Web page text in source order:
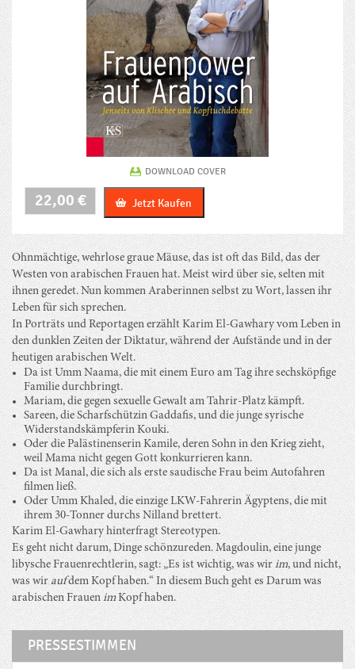
DOWNLOAD COVER
22,00 €
auf
Arabisch
Menge
Jetzt Kaufen
Ohnmächtige, wehrlose graue Mäuse, das ist oft das Bild, das der
Westen von arabischen Frauen hat. Meist wird über sie, selten mit
ihnen geredet. Nun kommen Araberinnen selbst zu Wort, lassen ihr
Leben für sich sprechen.
In Porträts und Reportagen erzählt Karim El-Gawhary vom Leben in
den dunklen Zeiten der Diktatur, während der Aufstände und in der
heutigen arabischen Welt.
Da ist Umm Naama, die mit einem Euro am Tag ihre sechsköpfige
Familie durchbringt.
Mariam, die gegen sexuelle Gewalt am Tahrir-Platz kämpft.
Sareen, die Scharfschützin Gaddafis, und die junge syrische
Widerstandskämpferin Kouki.
Oder die Palästinenserin Kamile, deren Sohn in den Krieg zieht,
weil Mama nicht gegen Gott konkurrieren kann.
Da ist Manal, die sich als erste saudische Frau beim Autofahren
filmen ließ.
Oder Umm Khaled, die einzige LKW-Fahrerin Ägyptens, die mit
ihrem 30-Tonner durchs Nilland brettert.
Karim El-Gawhary hinterfragt Stereotypen.
Es geht nicht darum, Dinge schönzureden. Magdoulin, eine junge
libysche Frauenrechtlerin, sagt: „Es ist wichtig, was wirim, und nicht,
was wiraufdem Kopf haben.“ In diesem Buch geht es Darum was
arabischen FrauenimKopf haben.
PRESSESTIMMEN